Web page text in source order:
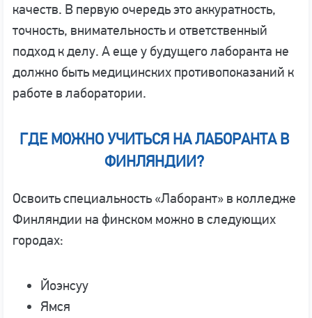
качеств. В первую очередь это аккуратность,
точность, внимательность и ответственный
подход к делу. А еще у будущего лаборанта не
должно быть медицинских противопоказаний к
работе в лаборатории.
ГДЕ МОЖНО УЧИТЬСЯ НА ЛАБОРАНТА В
ФИНЛЯНДИИ?
Освоить специальность «Лаборант» в колледже
Финляндии на финском можно в следующих
городах:
Йоэнсуу
Ямся